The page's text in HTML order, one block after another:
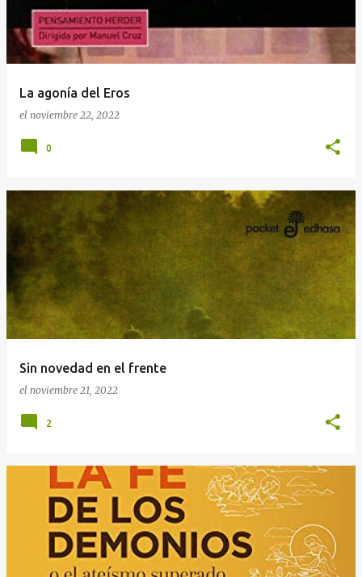
La agonía del Eros
el noviembre 22, 2022
0
Sin novedad en el frente
el noviembre 21, 2022
2